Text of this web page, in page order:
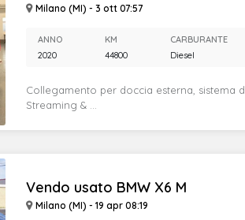
Milano (MI) - 3 ott 07:57
Collegamento per doccia esterna, sistema
Streaming & ...
ANNO
2020
KM
44800
CARBURANTE
Diesel
Vendo usato BMW X6 M
Milano (MI) - 19 apr 08:19